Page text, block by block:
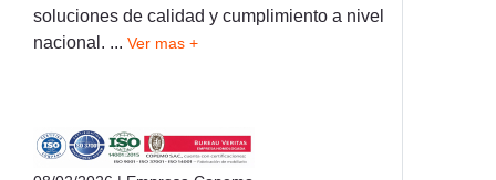
soluciones de calidad y cumplimiento a nivel
nacional. ... Ver mas +